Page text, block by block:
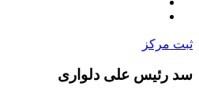
ثبت مرکز
سد رئیس علی دلواری